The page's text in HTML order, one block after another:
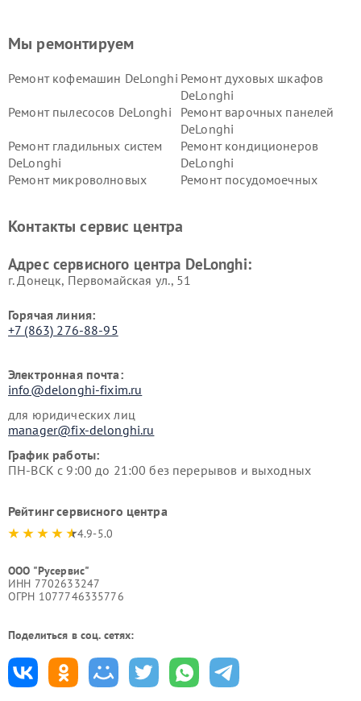
Мы ремонтируем
Ремонт кофемашин DeLonghi Ремонт духовых шкафов
DeLonghi
Ремонт пылесосов DeLonghi
Ремонт варочных панелей
DeLonghi
Ремонт гладильных систем
DeLonghi
Ремонт кондиционеров
DeLonghi
Ремонт микроволновых
Ремонт посудомоечных
DeLonghi
DeLonghi
Контакты сервис центра
Адрес сервисного центра DeLonghi:
г. Донецк, Первомайская ул., 51
Горячая линия:
+7 (863) 276-88-95
Электронная почта:
info@delonghi-fixim.ru
для юридических лиц
manager@fix-delonghi.ru
График работы:
ПН-ВСК с 9:00 до 21:00 без перерывов и выходных
Рейтинг сервисного центра
4.9-5.0
ООО "Русервис"
ИНН 7702633247
ОГРН 1077746335776
Поделиться в соц. сетях: